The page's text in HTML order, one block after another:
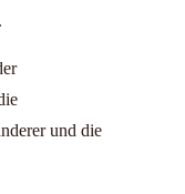
und die